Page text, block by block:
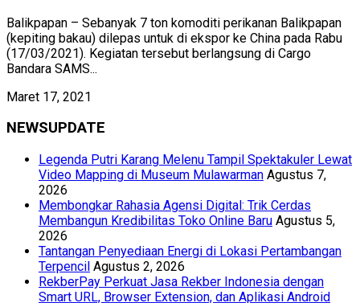
Balikpapan – Sebanyak 7 ton komoditi perikanan Balikpapan
(kepiting bakau) dilepas untuk di ekspor ke China pada Rabu
(17/03/2021). Kegiatan tersebut berlangsung di Cargo
Bandara SAMS...
Maret 17, 2021
NEWSUPDATE
Legenda Putri Karang Melenu Tampil Spektakuler Lewat
Video Mapping di Museum Mulawarman Agustus 7,
2026
Membongkar Rahasia Agensi Digital: Trik Cerdas
Membangun Kredibilitas Toko Online Baru Agustus 5,
2026
Tantangan Penyediaan Energi di Lokasi Pertambangan
Terpencil Agustus 2, 2026
RekberPay Perkuat Jasa Rekber Indonesia dengan
Smart URL, Browser Extension, dan Aplikasi Android